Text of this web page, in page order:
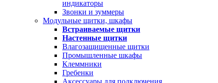
индикаторы
Звонки и зуммеры
Модульные щитки, шкафы
Встраиваемые щитки
Настенные щитки
Влагозащищенные щитки
Промышленные шкафы
Клеммники
Гребенки
Аксессуары для подключения